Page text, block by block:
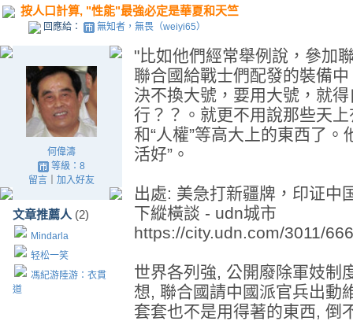
按人口計算, "性能"最強必定是華夏和天竺
回應給： 無知者，無畏（weiyi65）
何偉濤
等級：8
留言｜ 加入好友
文章推薦人 (2)
Mindarla
轻松一笑
馮紀游陸游：衣貫
道
"比如他們經常舉例說，參加
聯合國給戰士們配發的裝備
決不換大號，要用大號，就
行？？。就更不用說那些天上
和“人權”等高大上的東西了。
活好”。
出處: 美急打新疆牌，印证中
下縱橫談 - udn城市
https://city.udn.com/3011/
世界各列強, 公開廢除軍妓制
想, 聯合國請中國派官兵出動
套套也不是用得著的東西, 倒